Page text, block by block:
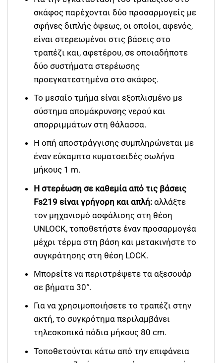
σκάφος παρέχονται δύο προσαρμογείς με
σφήνες διπλής όψεως, οι οποίοι, αφενός,
είναι στερεωμένοι στις βάσεις στο
τραπέζι και, αφετέρου, σε οποιαδήποτε
δύο συστήματα στερέωσης
προεγκατεστημένα στο σκάφος.
Το μεσαίο τμήμα είναι εξοπλισμένο με
σύστημα απομάκρυνσης νερού και
απορριμμάτων στη θάλασσα.
Η οπή αποστράγγισης συμπληρώνεται με
έναν εύκαμπτο κυματοειδές σωλήνα
μήκους 1 m.
Η στερέωση σε καθεμία από τις βάσεις
Fs219 είναι γρήγορη και απλή: αλλάξτε
τον μηχανισμό ασφάλισης στη θέση
UNLOCK, τοποθετήστε έναν προσαρμογέα
μέχρι τέρμα στη βάση και μετακινήστε το
συγκράτησης στη θέση LOCK.
Μπορείτε να περιστρέψετε τα αξεσουάρ
σε βήματα 30°.
Για να χρησιμοποιήσετε το τραπέζι στην
ακτή, το συγκρότημα περιλαμβάνει
τηλεσκοπικά πόδια μήκους 80 cm.
Τοποθετούνται κάτω από την επιφάνεια